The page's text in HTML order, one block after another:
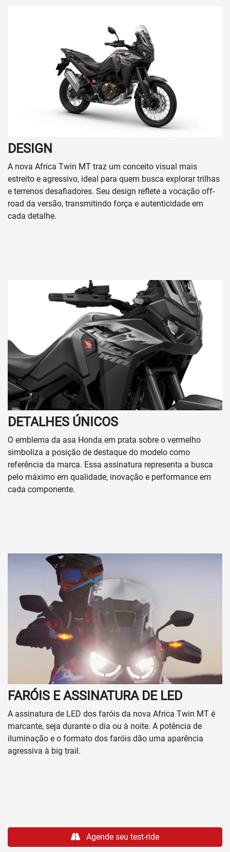
DESIGN
A nova Africa Twin MT traz um conceito visual mais
estreito e agressivo, ideal para quem busca explorar trilhas
e terrenos desafiadores. Seu design reflete a vocação off-
road da versão, transmitindo força e autenticidade em
cada detalhe.
DETALHES ÚNICOS
O emblema da asa Honda em prata sobre o vermelho
simboliza a posição de destaque do modelo como
referência da marca. Essa assinatura representa a busca
pelo máximo em qualidade, inovação e performance em
cada componente.
FARÓIS E ASSINATURA DE LED
A assinatura de LED dos faróis da nova Africa Twin MT é
marcante, seja durante o dia ou à noite. A potência de
iluminação e o formato dos faróis dão uma aparência
agressiva à big trail.
Agende seu test-ride